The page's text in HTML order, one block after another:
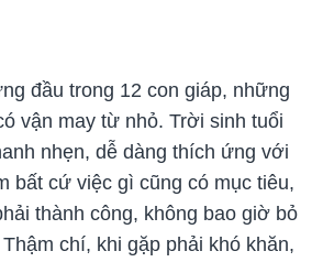
đầu trong 12 con giáp, những
vận may từ nhỏ. Trời sinh tuổi
nhẹn, dễ dàng thích ứng với
bất cứ việc gì cũng có mục tiêu,
thành công, không bao giờ bỏ
chí, khi gặp phải khó khăn,